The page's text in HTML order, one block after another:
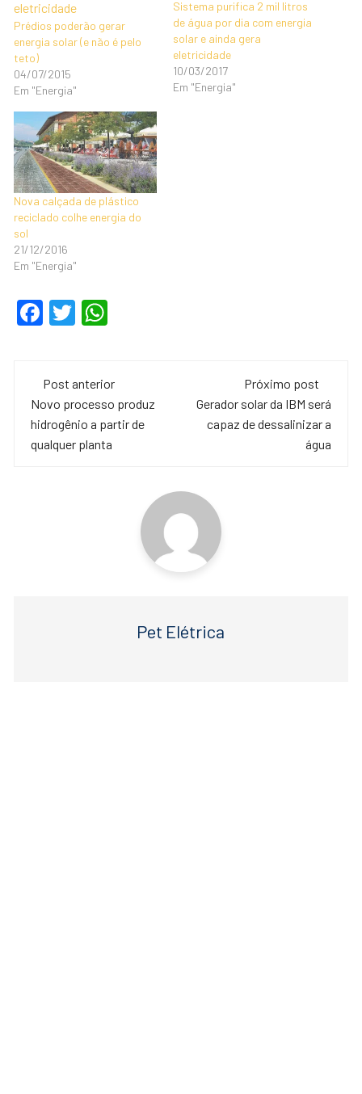
Prédios poderão gerar
energia solar (e não é pelo
teto)
04/07/2015
Em "Energia"
Sistema purifica 2 mil litros
de água por dia com energia
solar e ainda gera
eletricidade
10/03/2017
Em "Energia"
Nova calçada de plástico
reciclado colhe energia do
sol
21/12/2016
Em "Energia"
F
e
b
o
T
er s
A
p
Navegação
de
post
Post anterior
Novo processo produz
hidrogênio a partir de
qualquer planta
Próximo post
Gerador solar da IBM será
capaz de dessalinizar a
água
Pet Elétrica